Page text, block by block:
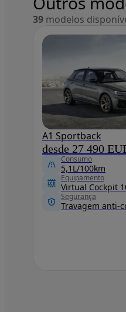
39 modelos
A1 Sportback
desde 27 490
Consumo
5,1L/100km
Equipamento
Virtual Cockpit
Segurança
Travagem anti-